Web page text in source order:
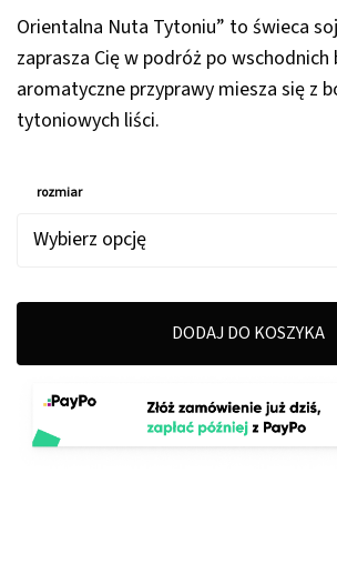
do
Orientalna Nuta Tytoniu” to świeca
zaprasza Cię w podróż po wschodnich
aromatyczne przyprawy miesza się z
tytoniowych liści.
rozmiar
DODAJ DO KOSZYKA